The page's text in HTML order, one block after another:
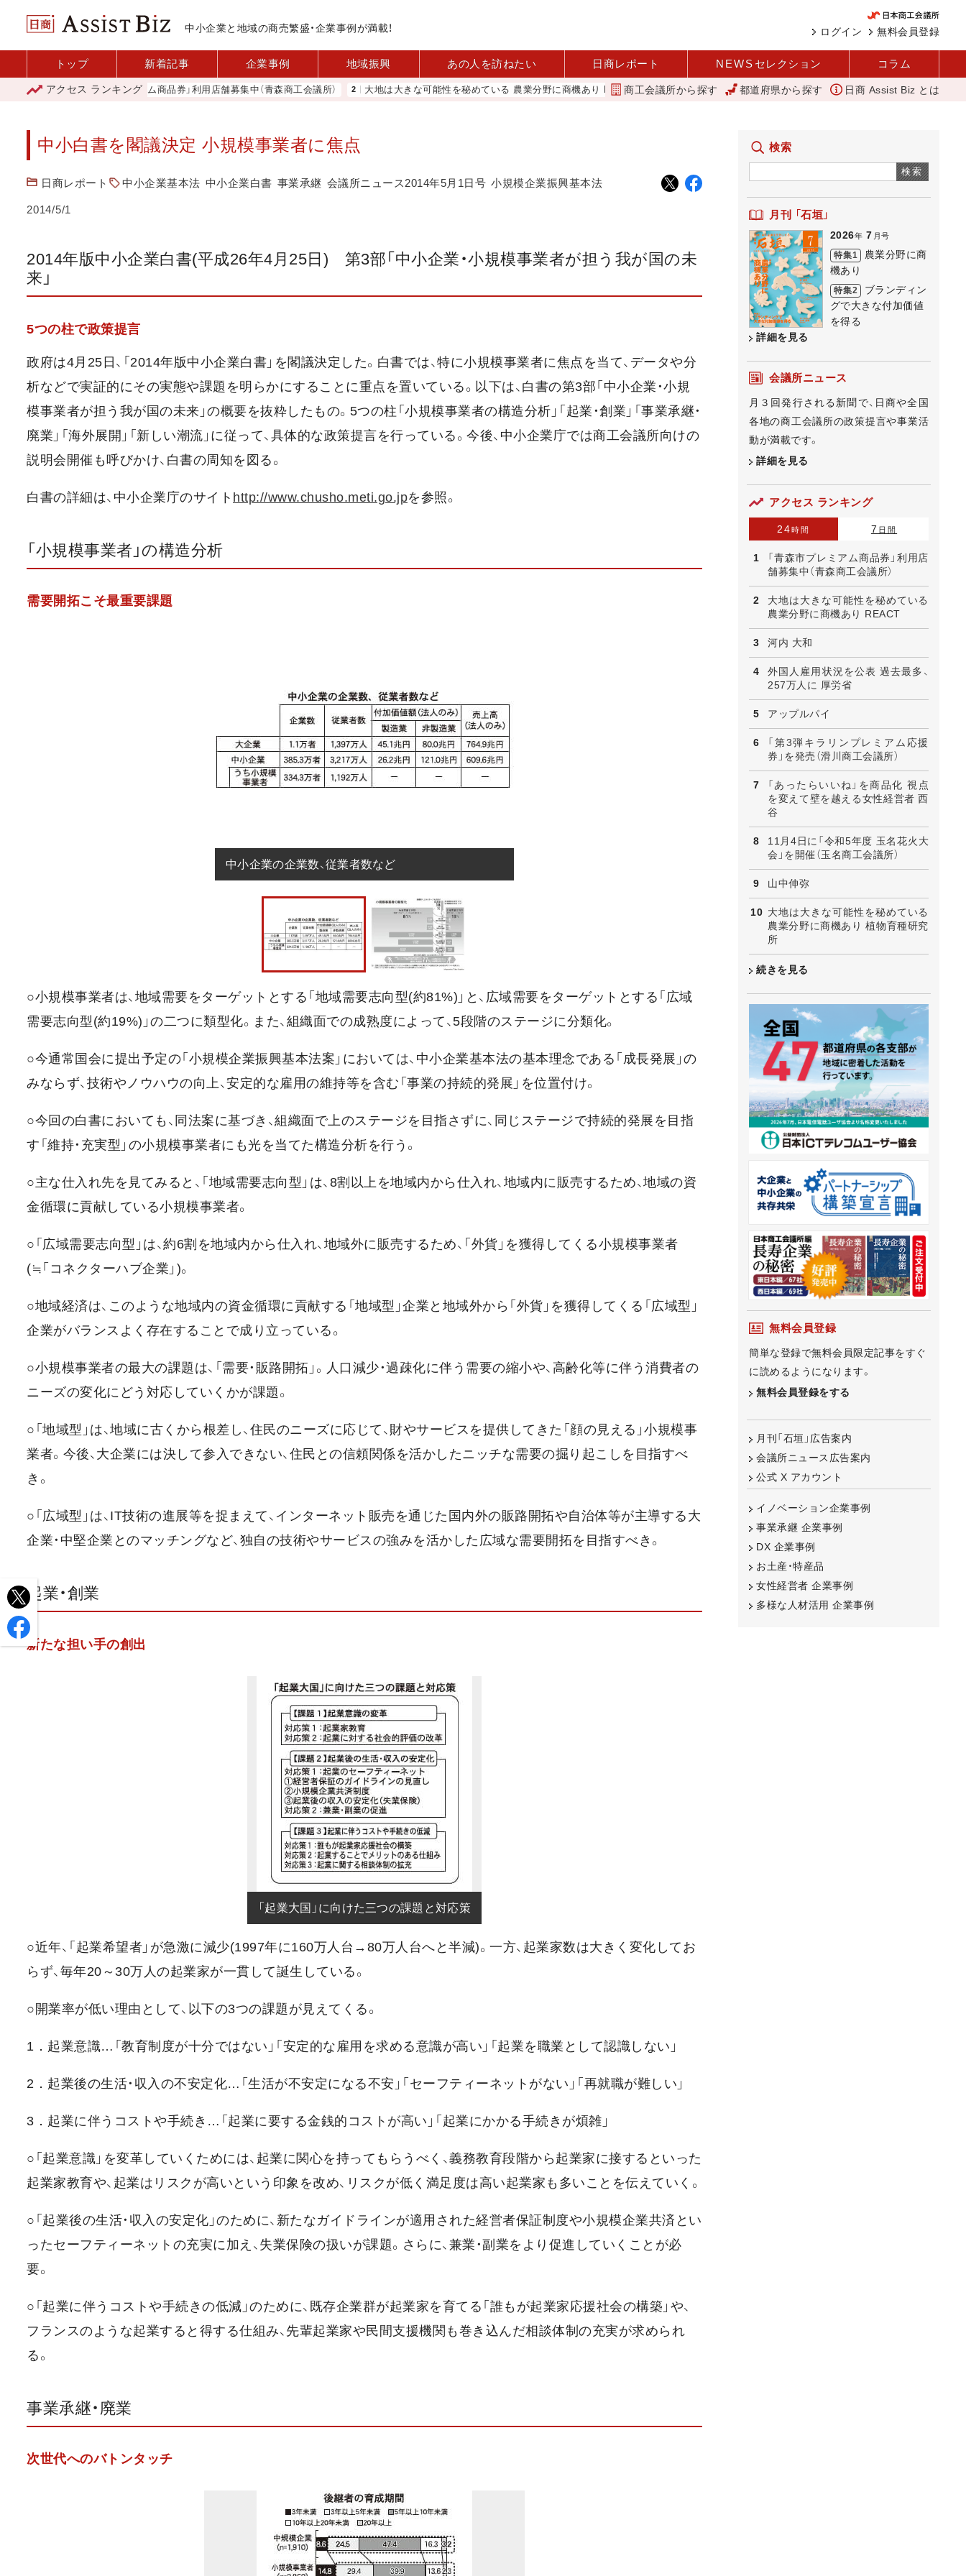
中小企業と地域の商売繁盛・企業事例が満載！ 無料会員登録
ログイン
トップ 新着記事 企業事例 地域振興 あの人を訪ねたい 日商レポート NEWS セレクション コラム
アクセス ランキング
「青森市プレミアム商品券」利用店舗募集中（青森商工会議所） 大地は大きな可能性を秘めている 農業分野に商機あり REACT 河内 大和 外国人雇用状況を公表 過去最多、257万人に 厚労省
商工会議所から探す 都道府県から探す 日商 Assist Biz とは
中小白書を閣議決定 小規模事業者に焦点
日商レポート 中小企業基本法 中小企業白書 事業承継 会議所ニュース2014年5月1日号 小規模企業振興基本法
2014/5/1
2014年版中小企業白書(平成26年4月25日) 第3部「中小企業・小規模事業者が担う我が国の未
来」
5つの柱で政策提言
政府は4月25日、「2014年版中小企業白書」を閣議決定した。白書では、特に小規模事業者に焦点を当て、データや分
析などで実証的にその実態や課題を明らかにすることに重点を置いている。以下は、白書の第3部「中小企業・小規
模事業者が担う我が国の未来」の概要を抜粋したもの。5つの柱「小規模事業者の構造分析」「起業・創業」「事業承継・
廃業」「海外展開」「新しい潮流」に従って、具体的な政策提言を行っている。今後、中小企業庁では商工会議所向けの
説明会開催も呼びかけ、白書の周知を図る。
白書の詳細は、中小企業庁のサイト http://www.chusho.meti.go.jpを参照。
「小規模事業者」の構造分析
需要開拓こそ最重要課題
中小企業の企業数、従業者数など
○小規模事業者は、地域需要をターゲットとする「地域需要志向型(約81%)」と、広域需要をターゲットとする「広域
需要志向型(約19%)」の二つに類型化。また、組織面での成熟度によって、5段階のステージに分類化。
○今通常国会に提出予定の「小規模企業振興基本法案」においては、中小企業基本法の基本理念である「成長発展」の
みならず、技術やノウハウの向上、安定的な雇用の維持等を含む「事業の持続的発展」を位置付け。
○今回の白書においても、同法案に基づき、組織面で上のステージを目指さずに、同じステージで持続的発展を目指
す「維持・充実型」の小規模事業者にも光を当てた構造分析を行う。
○主な仕入れ先を見てみると、「地域需要志向型」は、8割以上を地域内から仕入れ、地域内に販売するため、地域の資
金循環に貢献している小規模事業者。
○「広域需要志向型」は、約6割を地域内から仕入れ、地域外に販売するため、「外貨」を獲得してくる小規模事業者
(≒「コネクターハブ企業」)。
○地域経済は、このような地域内の資金循環に貢献する「地域型」企業と地域外から「外貨」を獲得してくる「広域型」
企業がバランスよく存在することで成り立っている。
○小規模事業者の最大の課題は、「需要・販路開拓」。人口減少・過疎化に伴う需要の縮小や、高齢化等に伴う消費者の
ニーズの変化にどう対応していくかが課題。
○「地域型」は、地域に古くから根差し、住民のニーズに応じて、財やサービスを提供してきた「顔の見える」小規模事
業者。今後、大企業には決して参入できない、住民との信頼関係を活かしたニッチな需要の掘り起こしを目指すべ
き。
○「広域型」は、IT技術の進展等を捉まえて、インターネット販売を通じた国内外の販路開拓や自治体等が主導する大
企業・中堅企業とのマッチングなど、独自の技術やサービスの強みを活かした広域な需要開拓を目指すべき。
起業・創業
新たな担い手の創出
「起業大国」に向けた三つの課題と対応策
○近年、「起業希望者」が急激に減少(1997年に160万人台→80万人台へと半減)。一方、起業家数は大きく変化してお
らず、毎年20～30万人の起業家が一貫して誕生している。
○開業率が低い理由として、以下の3つの課題が見えてくる。
1．起業意識…「教育制度が十分ではない」「安定的な雇用を求める意識が高い」「起業を職業として認識しない」
2．起業後の生活・収入の不安定化…「生活が不安定になる不安」「セーフティーネットがない」「再就職が難しい」
3．起業に伴うコストや手続き…「起業に要する金銭的コストが高い」「起業にかかる手続きが煩雑」
○「起業意識」を変革していくためには、起業に関心を持ってもらうべく、義務教育段階から起業家に接するといった
起業家教育や、起業はリスクが高いという印象を改め、リスクが低く満足度は高い起業家も多いことを伝えていく。
○「起業後の生活・収入の安定化」のために、新たなガイドラインが適用された経営者保証制度や小規模企業共済とい
ったセーフティーネットの充実に加え、失業保険の扱いが課題。さらに、兼業・副業をより促進していくことが必
要。
○「起業に伴うコストや手続きの低減」のために、既存企業群が起業家を育てる「誰もが起業家応援社会の構築」や、
フランスのような起業すると得する仕組み、先輩起業家や民間支援機関も巻き込んだ相談体制の充実が求められ
る。
事業承継・廃業
次世代へのバトンタッチ
検索
検索
月刊 「石垣」
2026年 7 月号
特集1
農業分野に商
機あり
特集2
ブランディン
グで大きな付加価値
を得る
詳細を見る
会議所ニュース
月３回発行される新聞で、日商や全国
各地の商工会議所の政策提言や事業活
動が満載です。
詳細を見る
アクセス ランキング
24時間 7 日間
「青森市プレミアム商品券」利用店
舗募集中（青森商工会議所）
大地は大きな可能性を秘めている
農業分野に商機あり REACT
河内 大和
外国人雇用状況を公表 過去最多、
257万人に 厚労省
アップルパイ
「第3弾キラリンプレミアム応援
券」を発売（滑川商工会議所）
「あったらいいね」を商品化 視点
を変えて壁を越える女性経営者 西
谷
11月4日に「令和5年度 玉名花火大
会」を開催（玉名商工会議所）
山中伸弥
大地は大きな可能性を秘めている
農業分野に商機あり 植物育種研究
所
続きを見る
無料会員登録
簡単な登録で無料会員限定記事をすぐ
に読めるようになります。
無料会員登録をする
月刊「石垣」広告案内
会議所ニュース広告案内
公式 X アカウント
イノベーション企業事例
事業承継 企業事例
DX 企業事例
お土産・特産品
女性経営者 企業事例
多様な人材活用 企業事例